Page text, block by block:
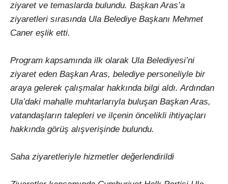
ziyaret ve temaslarda bulundu. Başkan Aras’a
ziyaretleri sırasında Ula Belediye Başkanı Mehmet
Caner eşlik etti.
Program kapsamında ilk olarak Ula Belediyesi’ni
ziyaret eden Başkan Aras, belediye personeliyle bir
araya gelerek çalışmalar hakkında bilgi aldı. Ardından
Ula’daki mahalle muhtarlarıyla buluşan Başkan Aras,
vatandaşların talepleri ve ilçenin öncelikli ihtiyaçları
hakkında görüş alışverişinde bulundu.
Saha ziyaretleriyle hizmetler değerlendirildi